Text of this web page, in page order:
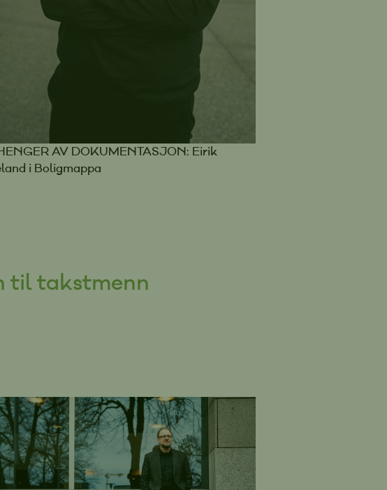
Boligmappa kan du sortere
dokumentasjon som «hendelser» i
boligens tidslinje. Det gjør det enkelt
for kjøpere å sette seg inn i hva som
har blitt gjort av boligen, og av hvem.
Velg en MNEF eiendomsmegler.
MNEF er merket til medlemmene i
Norges eiendomsmeglerforbund, og
kan sammenlignes med
mestermerket for håndverkere. En
god og erfaren eiendomsmegler kan
AV DOKUMENTASJON: Eirik
i Boligmappa
til takstmenn